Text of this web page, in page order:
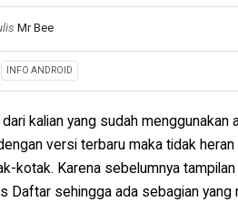
Mr Bee
INFO ANDROID
kalian yang sudah
versi terbaru maka tidak heran
kotak. Karena sebelumnya
Daftar sehingga ada sebagian